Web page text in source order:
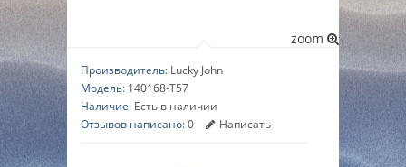
zoom
Производитель: Lucky John
Модель: 140168-T57
Наличие: Есть в наличии
Отзывов написано:0 Написать